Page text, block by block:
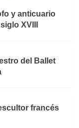
y anticuario
XVIII
del Ballet
francés